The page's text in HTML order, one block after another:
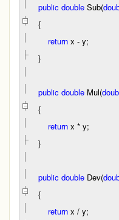
public double Sub(
{
return x - y;
}
public double Mul(
{
return x * y;
}
public double Dev(
{
return x / y;